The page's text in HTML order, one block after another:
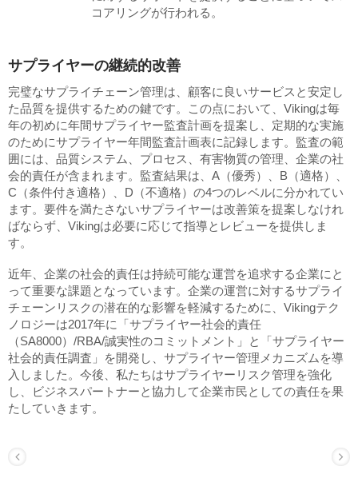
コアリングが行われる。
サプライヤーの継続的改善
完璧なサプライチェーン管理は、顧客に良いサービスと安定し
た品質を提供するための鍵です。この点において、Vikingは毎
年の初めに年間サプライヤー監査計画を提案し、定期的な実施
のためにサプライヤー年間監査計画表に記録します。監査の範
囲には、品質システム、プロセス、有害物質の管理、企業の社
会的責任が含まれます。監査結果は、A（優秀）、B（適格）、
C（条件付き適格）、D（不適格）の4つのレベルに分かれてい
ます。要件を満たさないサプライヤーは改善策を提案しなけれ
ばならず、Vikingは必要に応じて指導とレビューを提供しま
す。
近年、企業の社会的責任は持続可能な運営を追求する企業にと
って重要な課題となっています。企業の運営に対するサプライ
チェーンリスクの潜在的な影響を軽減するために、Vikingテク
ノロジーは2017年に「サプライヤー社会的責任
（SA8000）/RBA/誠実性のコミットメント」と「サプライヤー
社会的責任調査」を開発し、サプライヤー管理メカニズムを導
入しました。今後、私たちはサプライヤーリスク管理を強化
し、ビジネスパートナーと協力して企業市民としての責任を果
たしていきます。